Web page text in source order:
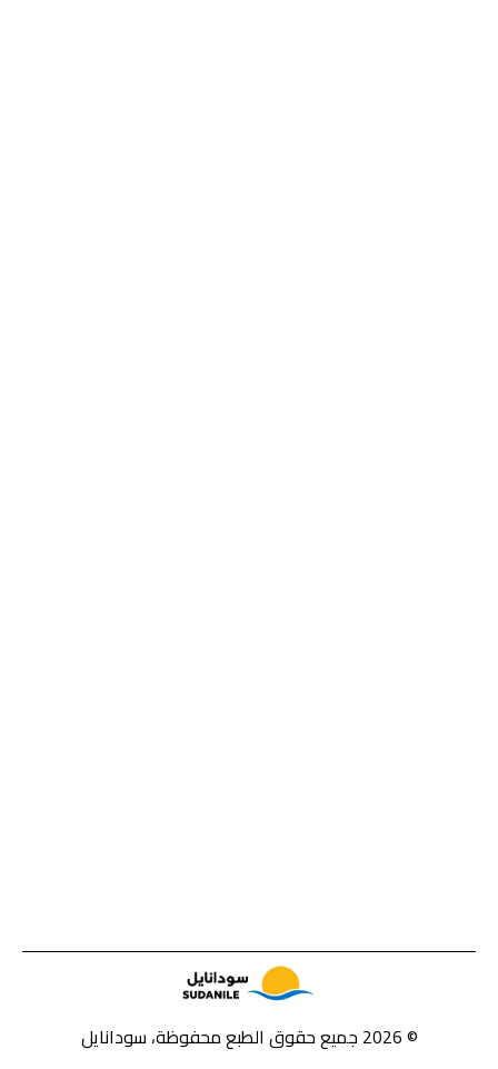
© 2026 جميع حقوق الطبع محفوظة، سودانايل